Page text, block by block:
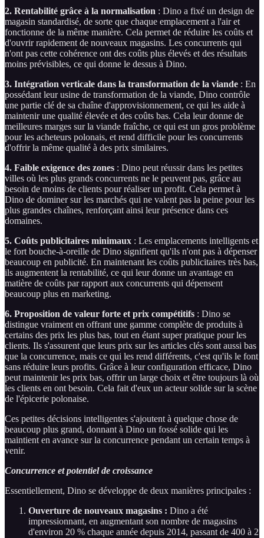
2. Rentabilité grâce à la normalisation : Dino a fixé un design de
magasin standardisé, de sorte que chaque emplacement a l'air et
fonctionne de la même manière. Cela permet de réduire les coûts et
d'ouvrir rapidement de nouveaux magasins. Les concurrents qui
n'ont pas cette cohérence ont des coûts plus élevés et des résultats
moins prévisibles, ce qui donne le dessus à Dino.
3. Intégration verticale dans la transformation de la viande : En
possédant leur usine de transformation de la viande, Dino contrôle
une partie clé de sa chaîne d'approvisionnement, ce qui les aide à
maintenir une qualité élevée et des coûts bas. Cela leur donne de
meilleures marges sur la viande fraîche, ce qui est un gros problème
pour les acheteurs polonais, et rend difficile pour les concurrents
d'offrir la même qualité à des prix similaires.
4. Faible exigence des zones : Dino peut réussir dans les petites
villes où les plus grands concurrents ne le peuvent pas, grâce au
besoin de moins de clients pour réaliser un profit. Cela permet à
Dino de dominer sur les marchés qui ne valent pas la peine pour les
plus grandes chaînes, renforçant ainsi leur présence dans ces
domaines.
5. Coûts publicitaires minimaux : Les emplacements intelligents et
le fort bouche-à-oreille de Dino signifient qu'ils n'ont pas à dépenser
beaucoup en publicité. En maintenant les coûts publicitaires très bas,
ils augmentent la rentabilité, ce qui leur donne un avantage en
matière de coûts par rapport aux concurrents qui dépensent
beaucoup plus en marketing.
6. Proposition de valeur forte et prix compétitifs : Dino se
distingue vraiment en offrant une gamme complète de produits à
certains des prix les plus bas, tout en étant super pratique pour les
clients. Ils s'assurent que leurs prix sur les articles clés sont aussi bas
que la concurrence, mais ce qui les rend différents, c'est qu'ils le font
sans réduire leurs profits. Grâce à leur configuration efficace, Dino
peut maintenir les prix bas, offrir un large choix et être toujours là où
les clients en ont besoin. Cela fait d'eux un acteur solide sur la scène
de l'épicerie polonaise.
Ces petites décisions intelligentes s'ajoutent à quelque chose de
beaucoup plus grand, donnant à Dino un fossé solide qui les
maintient en avance sur la concurrence pendant un certain temps à
venir.
Concurrence et potentiel de croissance
Essentiellement, Dino se développe de deux manières principales :
Ouverture de nouveaux magasins : Dino a été
impressionnant, en augmentant son nombre de magasins
d'environ 20 % chaque année depuis 2014, passant de 400 à 2